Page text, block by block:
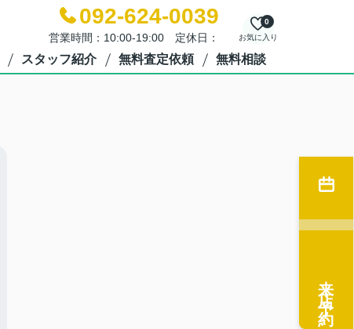
092-624-0039
営業時間：10:00-19:00 定休日： お気に入り
0
スタッフ紹介 無料査定依頼 無料相談
来店予約